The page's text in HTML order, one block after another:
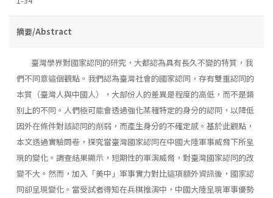
摘要/Abstract
臺灣學界對國家認同的研究，大都認為具有長久不變的特質，我
們不同意這個觀點。我們認為臺灣社會的國家認同，存有雙重認同的
本質（臺灣人與中國人），大部份人的差異是程度的高低，而不是類
別上的不同。人們極可能會透過強化某種特定的身分的認同，以降低
因外在條件對該認同的削弱，而產生身分的不確定感。基於此觀點，
本文透過實驗問卷，探究當臺灣國家認同在中國大陸軍事威脅下所呈
現的變化。調查結果顯示，短期性的軍演威脅，對臺灣國家認同的改
變不大。然而，加入「美中」軍事實力對比這項額外資訊後，國家認
同卻呈現變化。當受試者得知在兵棋推演中，中國大陸呈現軍事優勢